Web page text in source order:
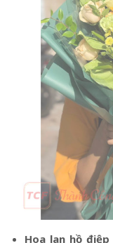
Hoa lan hồ điệp